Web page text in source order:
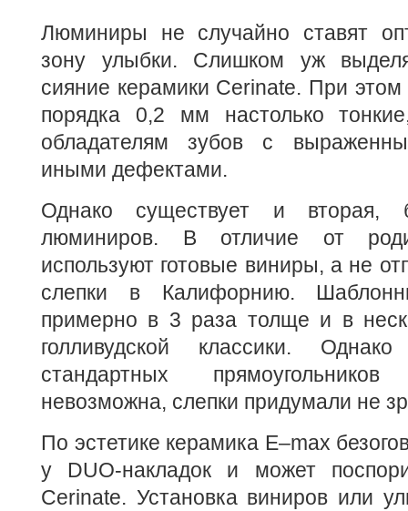
Люминиры не случайно ставят
зону улыбки. Слишком уж
сияние керамики Cerinate. При
порядка 0,2 мм настолько
обладателям зубов с
иными дефектами.
Однако существует и вторая,
люминиров. В отличие от
используют готовые виниры, а не
слепки в Калифорнию.
примерно в 3 раза толще и в
голливудской классики.
стандартных
невозможна, слепки придумали не
По эстетике керамика Е–max
у DUO-накладок и может
Cerinate. Установка виниров или